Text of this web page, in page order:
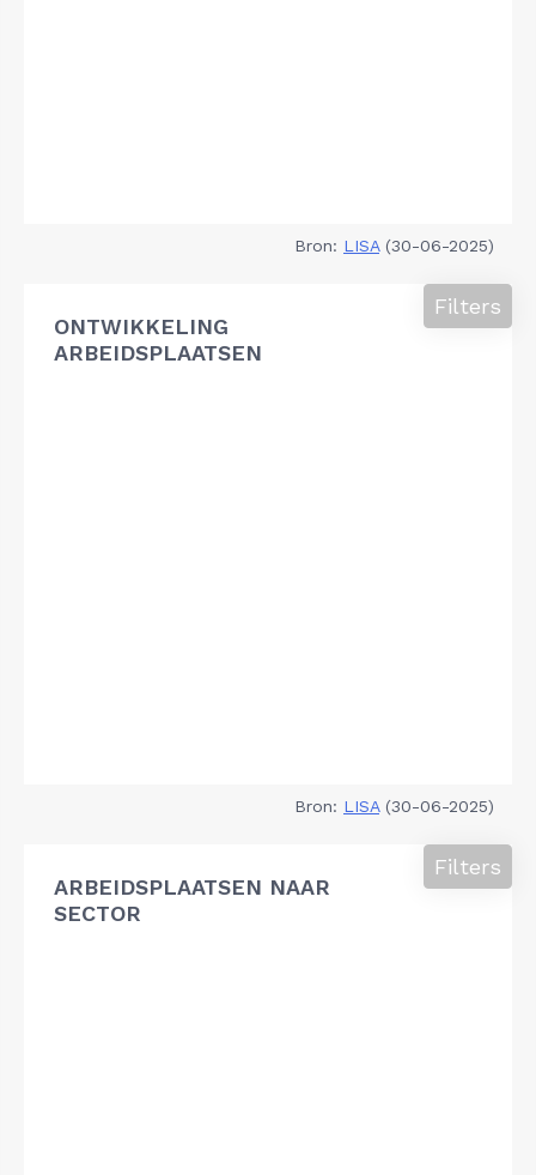
Bron: LISA(30-06-2025)
ONTWIKKELING
ARBEIDSPLAATSEN
Filters
Bron: LISA(30-06-2025)
ARBEIDSPLAATSEN NAAR
SECTOR
Filters